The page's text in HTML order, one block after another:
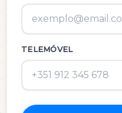
M.A.C.S.
Matemática 3º Ciclo
Matemática A
Matemática B
TELEMÓVEL